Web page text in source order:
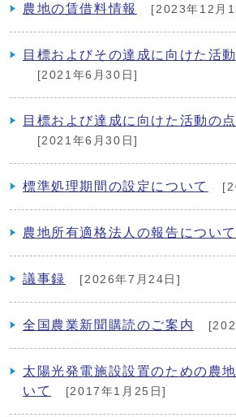
農地の賃借料情報 [2023年12月
目標およびその達成に向けた活
[2021年6月30日]
目標および達成に向けた活動の
[2021年6月30日]
標準処理期間の設定について
農地所有適格法人の報告について
議事録 [2026年7月24日]
全国農業新聞購読のご案内
太陽光発電施設設置のための農
いて
[2017年1月25日]